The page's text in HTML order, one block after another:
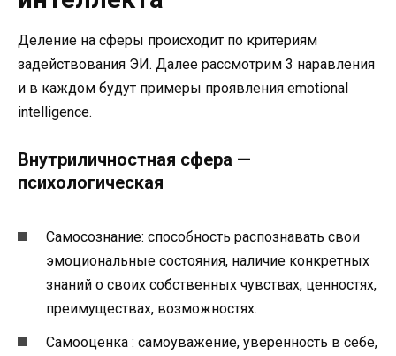
Деление на сферы происходит по критериям
задействования ЭИ. Далее рассмотрим 3 наравления
и в каждом будут примеры проявления emotional
intelligence.
Внутриличностная сфера —
психологическая
Самосознание: способность распознавать свои
эмоциональные состояния, наличие конкретных
знаний о своих собственных чувствах, ценностях,
преимуществах, возможностях.
Самооценка : самоуважение, уверенность в себе,